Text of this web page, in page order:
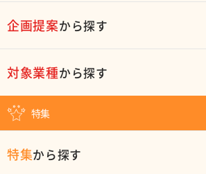
企画提案から探す
対象業種から探す
特集
特集から探す